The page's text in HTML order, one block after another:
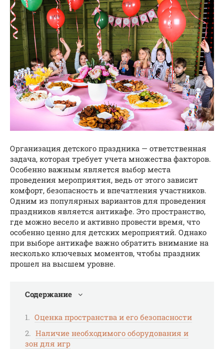
Организация детского праздника — ответственная
задача, которая требует учета множества факторов.
Особенно важным является выбор места
проведения мероприятия, ведь от этого зависит
комфорт, безопасность и впечатления участников.
Одним из популярных вариантов для проведения
праздников является антикафе. Это пространство,
где можно весело и активно провести время, что
особенно ценно для детских мероприятий. Однако
при выборе антикафе важно обратить внимание на
несколько ключевых моментов, чтобы праздник
прошел на высшем уровне.
Содержание
Оценка пространства и его безопасности
Наличие необходимого оборудования и
зон для игр